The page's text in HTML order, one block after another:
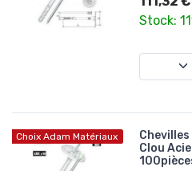
Stock:
Choix Adam Matériaux
Chevilles
Clou